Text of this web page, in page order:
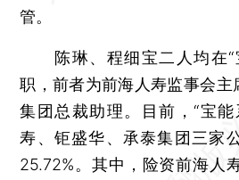
管。
陈琳、程细宝二人均在“
职，前者为前海人寿监事会主
集团总裁助理。目前，“宝能
寿、钜盛华、承泰集团三家
25.72%。其中，险资前海人